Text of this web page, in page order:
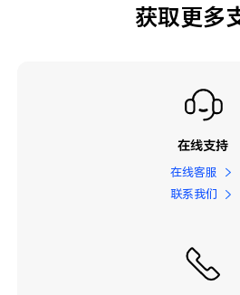
获取更多
在线支持
在线客服
联系我们